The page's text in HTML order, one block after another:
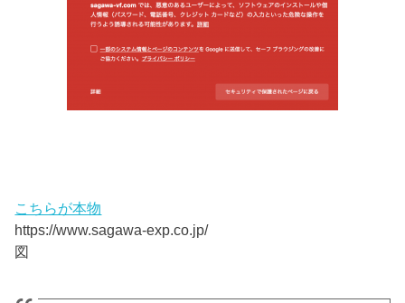
こちらが本物
https://www.sagawa-exp.co.jp/
図